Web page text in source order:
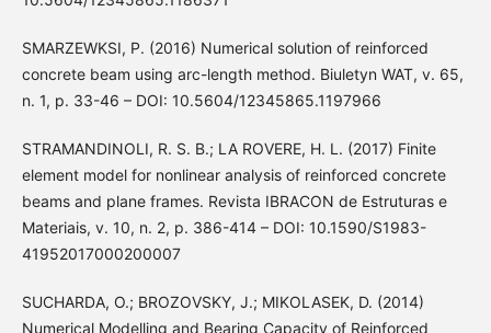
SMARZEWKSI, P. (2016) Numerical solution of reinforced
concrete beam using arc-length method. Biuletyn WAT, v. 65,
n. 1, p. 33-46 – DOI: 10.5604/12345865.1197966
STRAMANDINOLI, R. S. B.; LA ROVERE, H. L. (2017) Finite
element model for nonlinear analysis of reinforced concrete
beams and plane frames. Revista IBRACON de Estruturas e
Materiais, v. 10, n. 2, p. 386-414 – DOI: 10.1590/S1983-
41952017000200007
SUCHARDA, O.; BROZOVSKY, J.; MIKOLASEK, D. (2014)
Numerical Modelling and Bearing Capacity of Reinforced